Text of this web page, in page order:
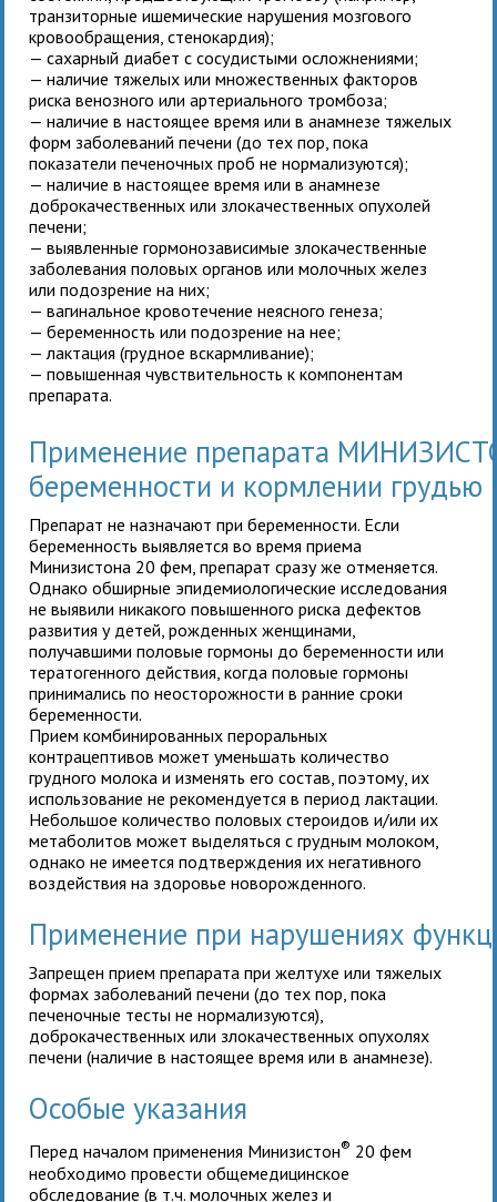
транзиторные ишемические нарушения мозгового
кровообращения, стенокардия);
— сахарный диабет с сосудистыми осложнениями;
— наличие тяжелых или множественных факторов
риска венозного или артериального тромбоза;
— наличие в настоящее время или в анамнезе тяжелых
форм заболеваний печени (до тех пор, пока
показатели печеночных проб не нормализуются);
— наличие в настоящее время или в анамнезе
доброкачественных или злокачественных опухолей
печени;
— выявленные гормонозависимые злокачественные
заболевания половых органов или молочных желез
или подозрение на них;
— вагинальное кровотечение неясного генеза;
— беременность или подозрение на нее;
— лактация (грудное вскармливание);
— повышенная чувствительность к компонентам
препарата.
Применение препарата
беременности и кормлении грудью
Препарат не назначают при беременности. Если
беременность выявляется во время приема
Минизистона 20 фем, препарат сразу же отменяется.
Однако обширные эпидемиологические исследования
не выявили никакого повышенного риска дефектов
развития у детей, рожденных женщинами,
получавшими половые гормоны до беременности или
тератогенного действия, когда половые гормоны
принимались по неосторожности в ранние сроки
беременности.
Прием комбинированных пероральных
контрацептивов может уменьшать количество
грудного молока и изменять его состав, поэтому, их
использование не рекомендуется в период лактации.
Небольшое количество половых стероидов и/или их
метаболитов может выделяться с грудным молоком,
однако не имеется подтверждения их негативного
воздействия на здоровье новорожденного.
Применение при нарушениях
Запрещен прием препарата при желтухе или тяжелых
формах заболеваний печени (до тех пор, пока
печеночные тесты не нормализуются),
доброкачественных или злокачественных опухолях
печени (наличие в настоящее время или в анамнезе).
Особые указания
Перед началом применения Минизистон® 20 фем
необходимо провести общемедицинское
обследование (в т.ч. молочных желез и